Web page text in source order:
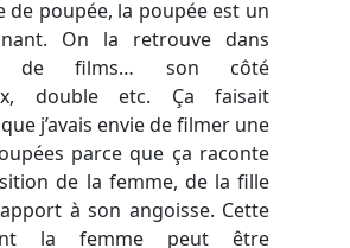
de poupée, la poupée est un
On la retrouve dans
de films… son côté
double etc. Ça faisait
j’avais envie de filmer une
parce que ça raconte
de la femme, de la fille
à son angoisse. Cette
la femme peut être